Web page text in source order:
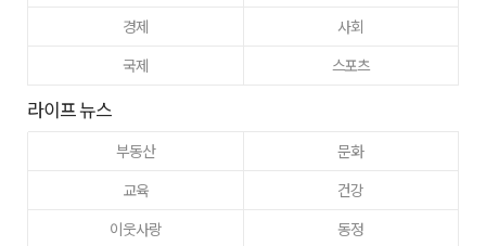
경제
사회
국제
스포츠
라이프 뉴스
부동산
문화
교육
건강
이웃사랑
동정